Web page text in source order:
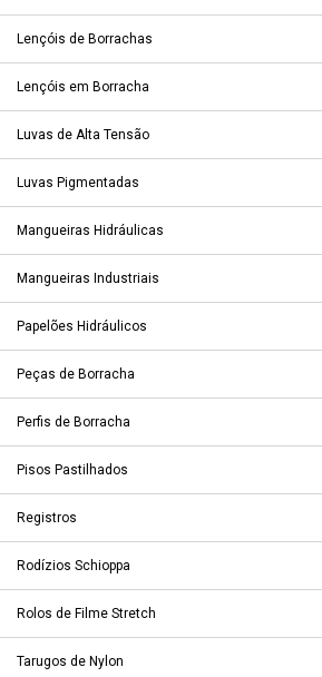
Lençóis de Borrachas
Lençóis em Borracha
Luvas de Alta Tensão
Luvas Pigmentadas
Mangueiras Hidráulicas
Mangueiras Industriais
Papelões Hidráulicos
Peças de Borracha
Perfis de Borracha
Pisos Pastilhados
Registros
Rodízios Schioppa
Rolos de Filme Stretch
Tarugos de Nylon